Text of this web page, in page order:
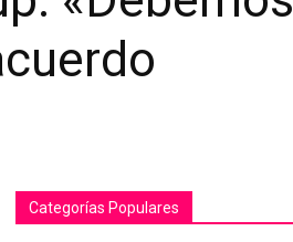
Categorías Populares